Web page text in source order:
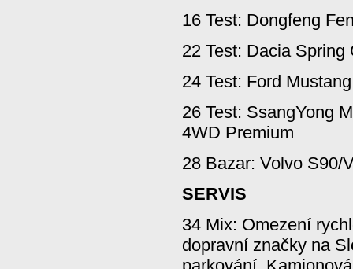
16 Test: Dongfeng
22 Test: Dacia Spring
24 Test: Ford
26 Test: SsangYong
4WD Premium
28 Bazar: Volvo S90/
SERVIS
34 Mix: Omezení
dopravní značky na